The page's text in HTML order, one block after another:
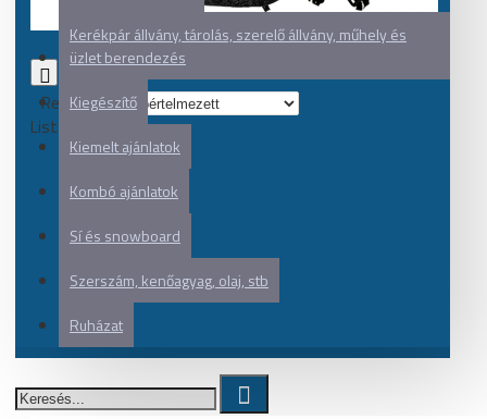
Kerékpár állvány, tárolás, szerelő állvány, műhely és
üzlet berendezés
Kiegészítő
Kiemelt ajánlatok
Kombó ajánlatok
Sí és snowboard
Szerszám, kenőagyag, olaj, stb
Ruházat
0
Rendezés:
Listázás: